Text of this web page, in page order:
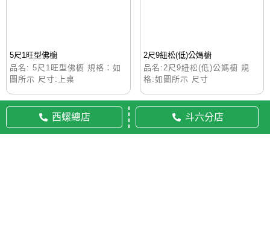
5尺1旺型佛櫥
品名: 5尺1旺型佛櫥 規格：如
圖所示 尺寸:上桌
2尺9紐松(低)公媽櫥
品名:2尺9紐松(低)公媽櫥 規
格:如圖所示 尺寸
西螺總店 斗六分店